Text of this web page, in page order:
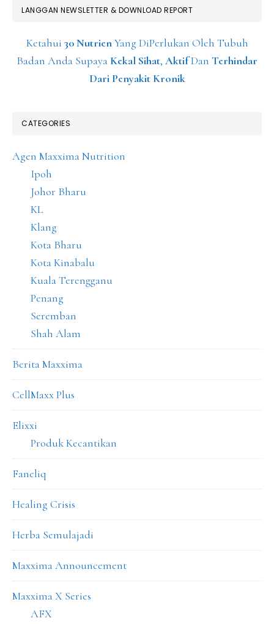
LANGGAN NEWSLETTER & DOWNLOAD REPORT
Ketahui 30 NutrienYang DiPerlukan Oleh Tubuh
Badan Anda Supaya Kekal Sihat, AktifDan Terhindar
Dari Penyakit Kronik
CATEGORIES
Agen Maxxima Nutrition
Ipoh
Johor Bharu
KL
Klang
Kota Bharu
Kota Kinabalu
Kuala Terengganu
Penang
Seremban
Shah Alam
Berita Maxxima
CellMaxx Plus
Elixxi
Produk Kecantikan
Faneliq
Healing Crisis
Herba Semulajadi
Maxxima Announcement
Maxxima X Series
AFX